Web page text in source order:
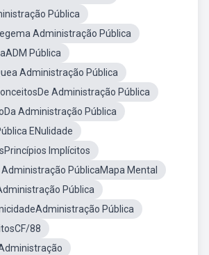
Pública
Administração Pública
Pública
Administração Pública
Administração Pública
Administração Pública
ENulidade
Implícitos
PúblicaMapa Mental
Pública
Pública
88